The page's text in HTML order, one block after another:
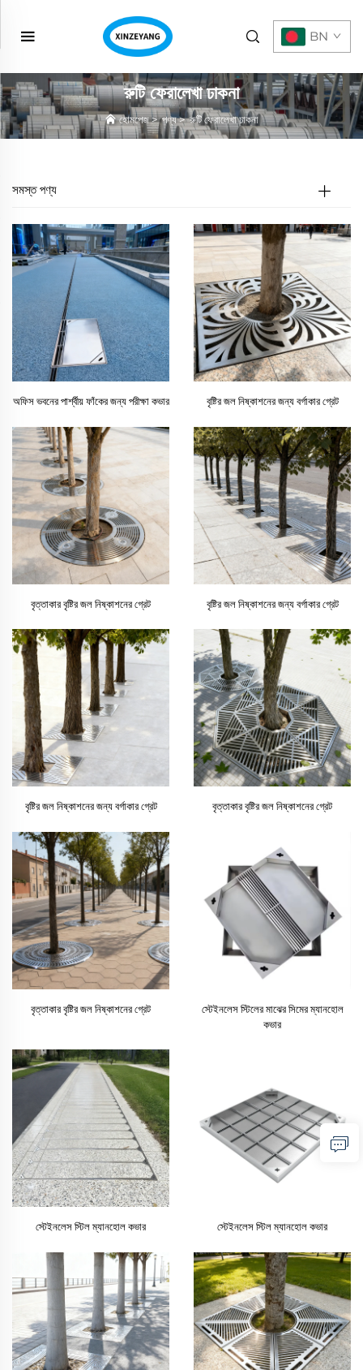
BN
রুটি ফেরালেখা ঢাকনা
হোমপেজ>পণ্য>রুটি ফেরালেখা ঢাকনা
সমস্ত পণ্য
অফিস ভবনের পার্শ্বীয় ফাঁকের জন্য পরীক্ষা কভার বৃষ্টির জল নিষ্কাশনের জন্য বর্গাকার গ্রেট
বৃত্তাকার বৃষ্টির জল নিষ্কাশনের গ্রেট বৃষ্টির জল নিষ্কাশনের জন্য বর্গাকার গ্রেট
বৃষ্টির জল নিষ্কাশনের জন্য বর্গাকার গ্রেট বৃত্তাকার বৃষ্টির জল নিষ্কাশনের গ্রেট
বৃত্তাকার বৃষ্টির জল নিষ্কাশনের গ্রেট
স্টেইনলেস স্টিলের মাঝের সিমের ম্যানহোল
কভার
স্টেইনলেস স্টিল ম্যানহোল কভার স্টেইনলেস স্টিল ম্যানহোল কভার